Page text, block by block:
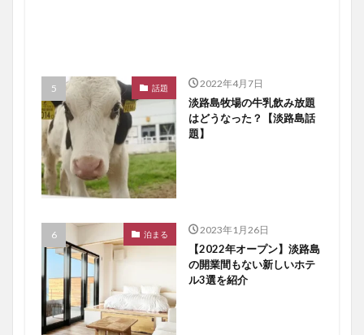
話題 2022年4月7日
淡路島牧場の牛乳飲み放題
はどうなった？【淡路島話
題】
泊まる 2023年1月26日
【2022年オープン】淡路島
の開業間もない新しいホテ
ル3選を紹介